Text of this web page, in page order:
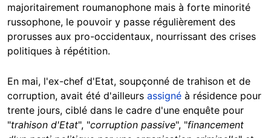
majoritairement roumanophone mais à forte minorité
russophone, le pouvoir y passe régulièrement des
prorusses aux pro-occidentaux, nourrissant des crises
politiques à répétition.
En mai, l'ex-chef d'Etat, soupçonné de trahison et de
corruption, avait été d'ailleurs assigné à résidence pour
trente jours, ciblé dans le cadre d'une enquête pour
"trahison d'Etat", "corruption passive", "financement